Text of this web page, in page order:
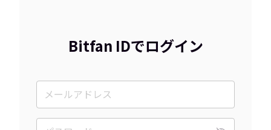
Bitfan IDでログイン